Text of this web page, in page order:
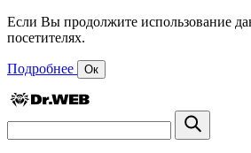
Если Вы продолжите использование
посетителях.
Подробнее Ок